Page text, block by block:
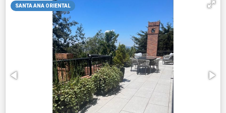
SANTA ANA ORIENTAL